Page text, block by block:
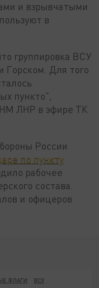
и взрывчатыми
в
группировка ВСУ
Горском. Для того
пункто",
НМ ЛНР в эфире ТК
России
по пункту
рабочее
состава.
и офицеров
ФЛАГИ ВСУ